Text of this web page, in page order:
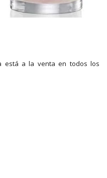
está a la venta en todos los